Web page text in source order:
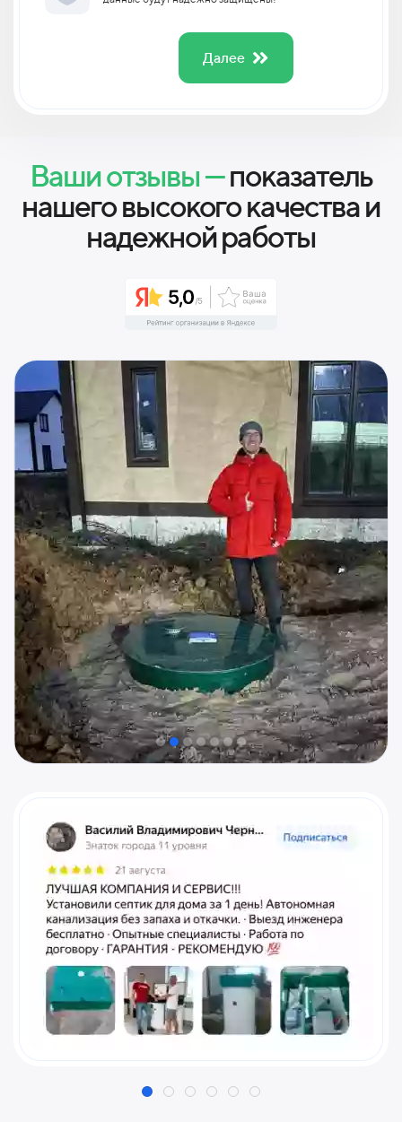
Далее
Ваши отзывы —показатель
нашего высокого качества и
надежной работы